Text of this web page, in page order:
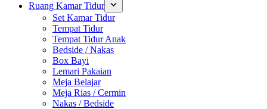
Ruang Kamar Tidur
Set Kamar Tidur
Tempat Tidur
Tempat Tidur Anak
Bedside / Nakas
Box Bayi
Lemari Pakaian
Meja Belajar
Meja Rias / Cermin
Nakas / Bedside